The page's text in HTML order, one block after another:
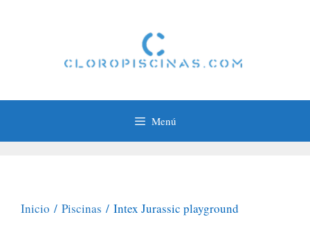
Menú
Inicio / Piscinas / Intex Jurassic playground